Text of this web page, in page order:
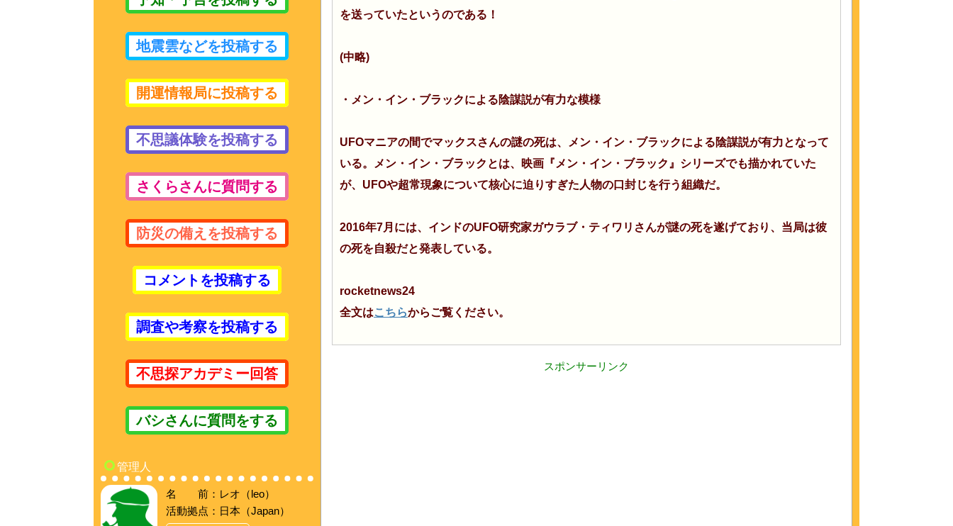
を送っていたというのである！
(中略)
・メン・イン・ブラックによる陰謀説が有力な模様
UFOマニアの間でマックスさんの謎の死は、メン・イン・ブラックによる陰謀説が有力となって
いる。メン・イン・ブラックとは、映画『メン・イン・ブラック』シリーズでも描かれていた
が、UFOや超常現象について核心に迫りすぎた人物の口封じを行う組織だ。
2016年7月には、インドのUFO研究家ガウラブ・ティワリさんが謎の死を遂げており、当局は彼
の死を自殺だと発表している。
rocketnews24
全文はこちらからご覧ください。
スポンサーリンク
地震雲などを投稿する
開運情報局に投稿する
不思議体験を投稿する
さくらさんに質問する
防災の備えを投稿する
コメントを投稿する
調査や考察を投稿する
不思探アカデミー回答
バシさんに質問をする
管理人
名 前：レオ（leo）
活動拠点：日本（Japan）